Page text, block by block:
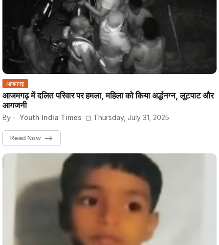
आजमगढ़
आजमगढ़ में दलित परिवार पर हमला, महिला को किया अर्द्धनग्न, लूटपाट और
आगजनी
By - Youth India Times Thursday, July 31, 2025
Read Now